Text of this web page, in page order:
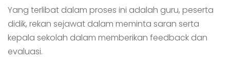
Yang terlibat dalam proses ini adalah guru, peserta
didik, rekan sejawat dalam meminta saran serta
kepala sekolah dalam memberikan feedback dan
evaluasi.